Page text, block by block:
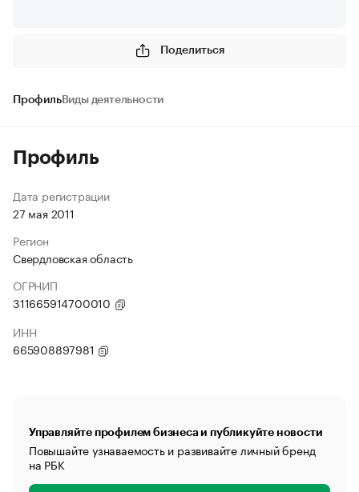
Поделиться
ПрофильВиды деятельности
Профиль
Дата регистрации
27 мая 2011
Регион
Свердловская область
ОГРНИП
311665914700010
ИНН
665908897981
Управляйте профилем бизнеса и публикуйте новости
Повышайте узнаваемость и развивайте личный бренд
на РБК